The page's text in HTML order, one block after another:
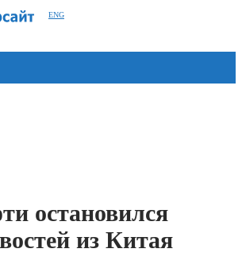
ENG
остановился
из Китая